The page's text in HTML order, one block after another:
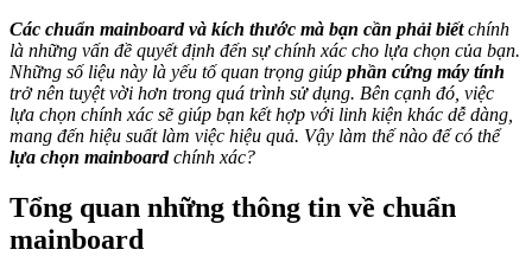
Các chuẩn mainboard và kích thước mà bạn cần phải biếtchính
là những vấn đề quyết định đến sự chính xác cho lựa chọn của bạn.
Những số liệu này là yếu tố quan trọng giúp phần cứng máy tính
trở nên tuyệt vời hơn trong quá trình sử dụng. Bên cạnh đó, việc
lựa chọn chính xác sẽ giúp bạn kết hợp với linh kiện khác dễ dàng,
mang đến hiệu suất làm việc hiệu quả. Vậy làm thế nào để có thể
lựa chọn mainboardchính xác?
Tổng quan những thông tin về chuẩn
mainboard